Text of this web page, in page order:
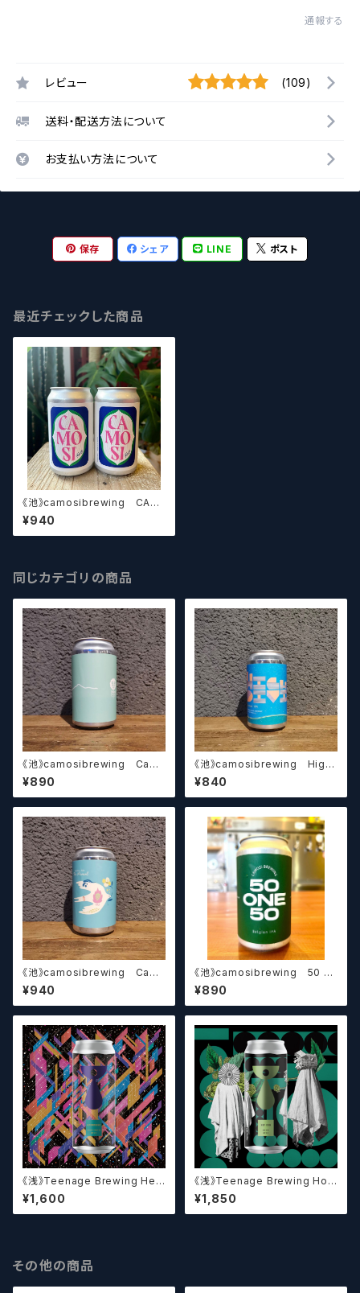
通報する
レビュー (109)
送料・配送方法について
お支払い方法について
保存 シェア LINE ポスト
最近チェックした商品
《池》camosibrewing CAM
OSI HAZY
¥940
同じカテゴリの商品
《池》camosibrewing Cam
osi Farmhouse Ale
¥890
《池》camosibrewing High
Diving
¥840
《池》camosibrewing Cam
osi Farmhouse Ale
¥940
《池》camosibrewing 50 O
NE 50
¥890
《浅》Teenage Brewing Het
erophonic // ヘテロフォニック
【クラフトビール】
¥1,600
《浅》Teenage Brewing Hop
Icon // ホップアイコン【クラフト
ビール】
¥1,850
その他の商品